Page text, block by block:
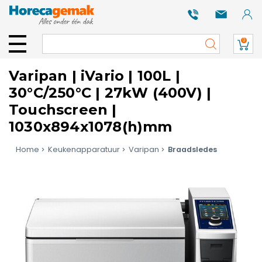
0
Varipan | iVario | 100L |
30°C/250°C | 27kW (400V) |
Touchscreen |
1030x894x1078(h)mm
Home Keukenapparatuur Varipan Braadsledes